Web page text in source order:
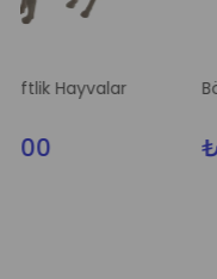
Böcek Seti
₺349,00